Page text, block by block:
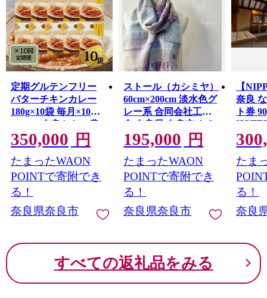
定期グルテンフリー
バターチキンカレー
180g×10袋 毎月×10回
コース 奈良おおの農
園 奈良県 奈良市 なら
350,000 円
たまったWAON
POINTで寄附でき
る！
奈良県奈良市
ストール（カシミヤ）
60cm×200cm 淡水色グ
レー系 合同会社工藝
舎 奈良県 奈良市 なら
195-006
195,000 円
たまったWAON
POINTで寄附でき
る！
奈良県奈良市
【
奈良
ト券
市 な
たま
る！
奈良
すべての返礼品をみる